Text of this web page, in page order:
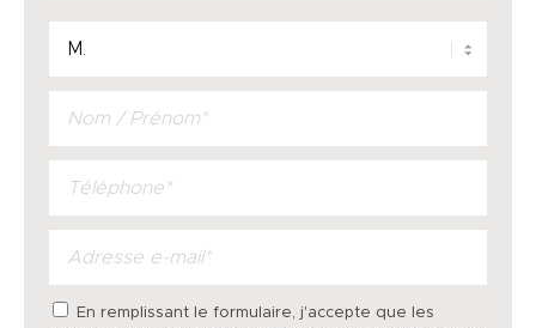
En remplissant le formulaire, j'accepte que les